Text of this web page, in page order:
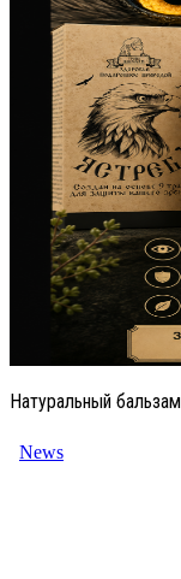
Натуральный